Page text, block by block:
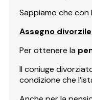
Sappiamo che
Assegno
Per ottenere la
Il coniuge
condizione che